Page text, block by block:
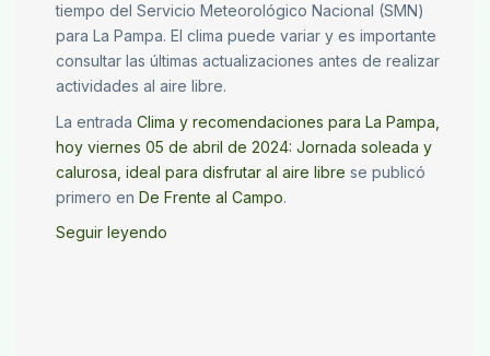
tiempo del Servicio Meteorológico Nacional (SMN)
para La Pampa. El clima puede variar y es importante
consultar las últimas actualizaciones antes de realizar
actividades al aire libre.
La entrada Clima y recomendaciones para La Pampa,
hoy viernes 05 de abril de 2024: Jornada soleada y
calurosa, ideal para disfrutar al aire libre se publicó
primero en De Frente al Campo.
Seguir leyendo